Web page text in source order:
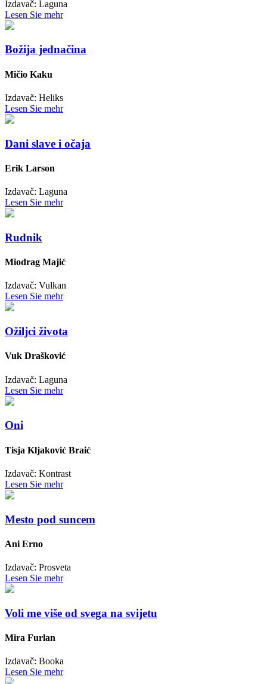
Izdavač: Laguna
Lesen Sie mehr
Božija jednačina
Mičio Kaku
Izdavač: Heliks
Lesen Sie mehr
Dani slave i očaja
Erik Larson
Izdavač: Laguna
Lesen Sie mehr
Rudnik
Miodrag Majić
Izdavač: Vulkan
Lesen Sie mehr
Ožiljci života
Vuk Drašković
Izdavač: Laguna
Lesen Sie mehr
Oni
Tisja Kljaković Braić
Izdavač: Kontrast
Lesen Sie mehr
Mesto pod suncem
Ani Erno
Izdavač: Prosveta
Lesen Sie mehr
Voli me više od svega na svijetu
Mira Furlan
Izdavač: Booka
Lesen Sie mehr